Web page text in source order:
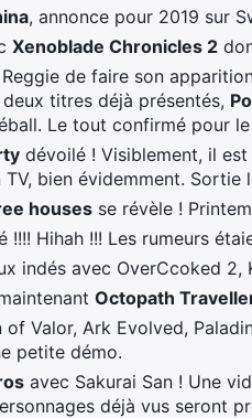
, annonce pour 2019 sur
Xenoblade Chronicles 2
Reggie de faire son
deux titres déjà présentés,
Le tout confirmé pour
dévoilé ! Visiblement, il
bien évidemment. Sortie
houses se révèle !
!!!! Hihah !!! Les rumeurs
indés avec OverCcoked
Octopath
Valor, Ark Evolved,
petite démo.
avec Sakurai San ! Une
déjà vus seront